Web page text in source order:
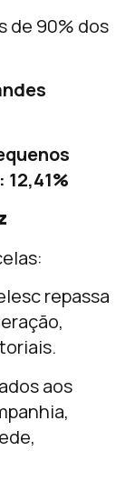
de 90% dos
12,41%
repassa
aos